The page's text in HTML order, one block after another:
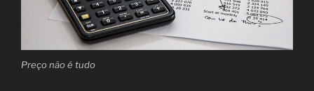
Preço não é tudo